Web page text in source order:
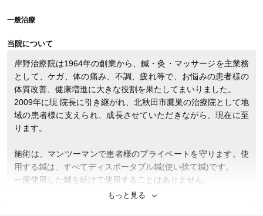
一般治療
当院について
岸野治療院は1964年の創業から、鍼・灸・マッサージを主業務
として、ケガ、体の痛み、不調、疲れ等で、お悩みの患者様の
体質改善、健康増進に大きな役割を果たしてまいりました。
2009年に現 院長に引き継がれ、北秋田市鷹巣の治療院として地
域の患者様に支えられ、成長させていただきながら、現在に至
ります。
施術は、マンツーマンで患者様のプライベートを守ります。使
用する鍼は、すべてディスポータブル鍼(使い捨て鍼)です。
一度使用した鍼を続けて使用することはありません。
岸野治療院では、日々、より良い施術と心地よい空間づくりを
もっと見る